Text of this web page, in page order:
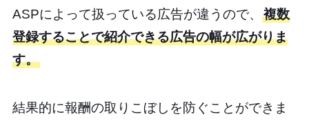
ASPによって扱っている広告が違うので、 複数
登録することで紹介できる広告の幅が広がりま
す。
結果的に報酬の取りこぼしを防ぐことができま